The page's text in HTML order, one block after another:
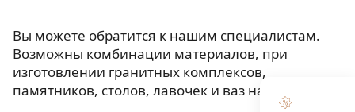
Вы можете обратится к нашим специалистам.
Возможны комбинации материалов, при
изготовлении гранитных комплексов,
памятников, столов, лавочек и ваз на могилу.